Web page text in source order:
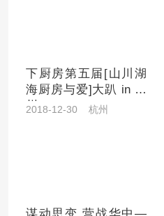
下厨房第五届[山川湖
海厨房与爱]大趴 in 杭
州
2018-12-30 杭州